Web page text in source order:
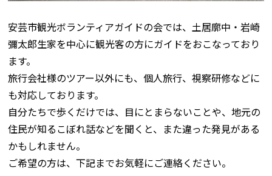
安芸市観光ボランティアガイドの会では、土居廓中・岩崎
彌太郎生家を中心に観光客の方にガイドをおこなっており
ます。
旅行会社様のツアー以外にも、個人旅行、視察研修などに
も対応しております。
自分たちで歩くだけでは、目にとまらないことや、地元の
住民が知るこぼれ話などを聞くと、また違った発見がある
かもしれません。
ご希望の方は、下記までお気軽にご連絡ください。